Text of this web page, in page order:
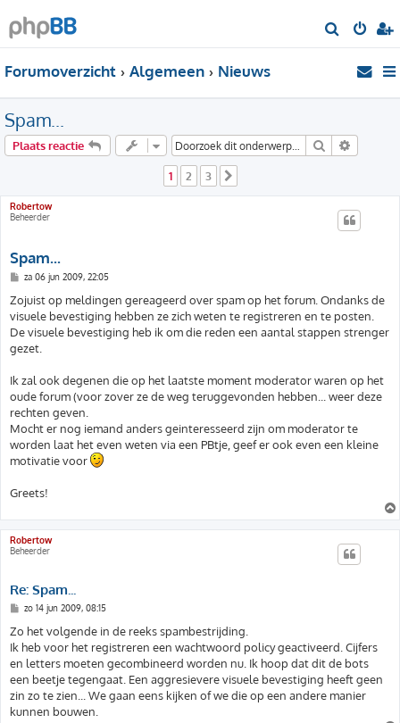
o
Forumoverzicht Algemeen Nieuws
Spam...
Plaats reactie Zoek
1 2 3
Robertow
Beheerder
Spam...
B
r
i
c
h
t
za 06 jun 2009, 22:05
Zojuist op meldingen gereageerd over spam op het forum. Ondanks de
visuele bevestiging hebben ze zich weten te registreren en te posten.
De visuele bevestiging heb ik om die reden een aantal stappen strenger
gezet.
Ik zal ook degenen die op het laatste moment moderator waren op het
oude forum (voor zover ze de weg teruggevonden hebben... weer deze
rechten geven.
Mocht er nog iemand anders geinteresseerd zijn om moderator te
worden laat het even weten via een PBtje, geef er ook even een kleine
motivatie voor
Greets!
Robertow
Beheerder
Re: Spam...
B
r
i
c
h
t
zo 14 jun 2009, 08:15
Zo het volgende in de reeks spambestrijding.
Ik heb voor het registreren een wachtwoord policy geactiveerd. Cijfers
en letters moeten gecombineerd worden nu. Ik hoop dat dit de bots
een beetje tegengaat. Een aggresievere visuele bevestiging heeft geen
zin zo te zien... We gaan eens kijken of we die op een andere manier
kunnen bouwen.